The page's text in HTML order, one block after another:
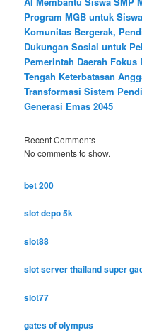
Program MGB untuk
Komunitas Bergerak,
Dukungan Sosial untuk
Pemerintah Daerah
Tengah Keterbatasan
Transformasi Sistem
Generasi Emas 2045
Recent Comments
No comments to show.
bet 200
slot depo 5k
slot88
slot server thailand super
slot77
gates of olympus